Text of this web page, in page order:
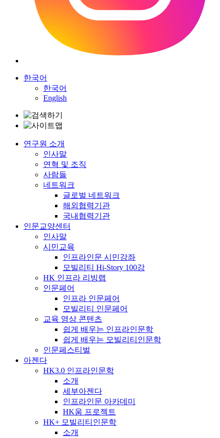
한국어
한국어
English
연구원 소개
인사말
연혁 및 조직
사람들
네트워크
글로벌 네트워크
해외협력기관
국내협력기관
인문교양센터
인사말
시민교육
인프라인문 시민강좌
모빌리티 Hi-Story 100강
HK 인프라 리빙랩
인문페어
인프라 인문페어
모빌리티 인문페어
교육 영상 콘텐츠
쉽게 배우는 인프라인문학
쉽게 배우는 모빌리티인문학
인문페스티벌
아젠다
HK3.0 인프라인문학
소개
세부아젠다
인프라인문 아카데미
HK움 프로젝트
HK+ 모빌리티인문학
소개